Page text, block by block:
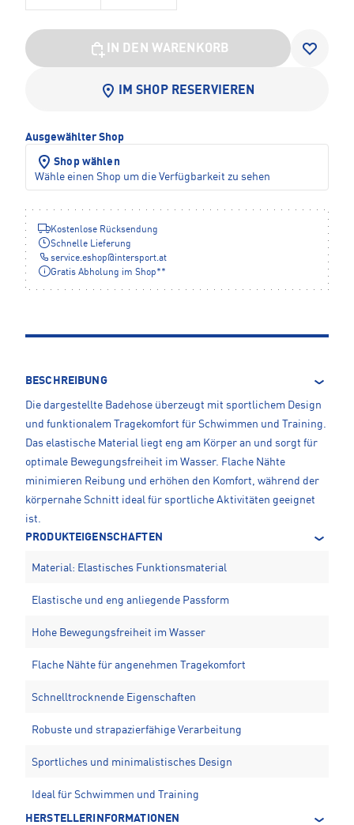
IN DEN WARENKORB
IM SHOP RESERVIEREN
Ausgewählter Shop
Shop wählen
Wähle einen Shop um die Verfügbarkeit zu sehen
Kostenlose Rücksendung
Schnelle Lieferung
service.eshop@intersport.at
Gratis Abholung im Shop**
BESCHREIBUNG
Die dargestellte Badehose überzeugt mit sportlichem Design
und funktionalem Tragekomfort für Schwimmen und Training.
Das elastische Material liegt eng am Körper an und sorgt für
optimale Bewegungsfreiheit im Wasser. Flache Nähte
minimieren Reibung und erhöhen den Komfort, während der
körpernahe Schnitt ideal für sportliche Aktivitäten geeignet
ist.
PRODUKTEIGENSCHAFTEN
Material: Elastisches Funktionsmaterial
Elastische und eng anliegende Passform
Hohe Bewegungsfreiheit im Wasser
Flache Nähte für angenehmen Tragekomfort
Schnelltrocknende Eigenschaften
Robuste und strapazierfähige Verarbeitung
Sportliches und minimalistisches Design
Ideal für Schwimmen und Training
HERSTELLERINFORMATIONEN